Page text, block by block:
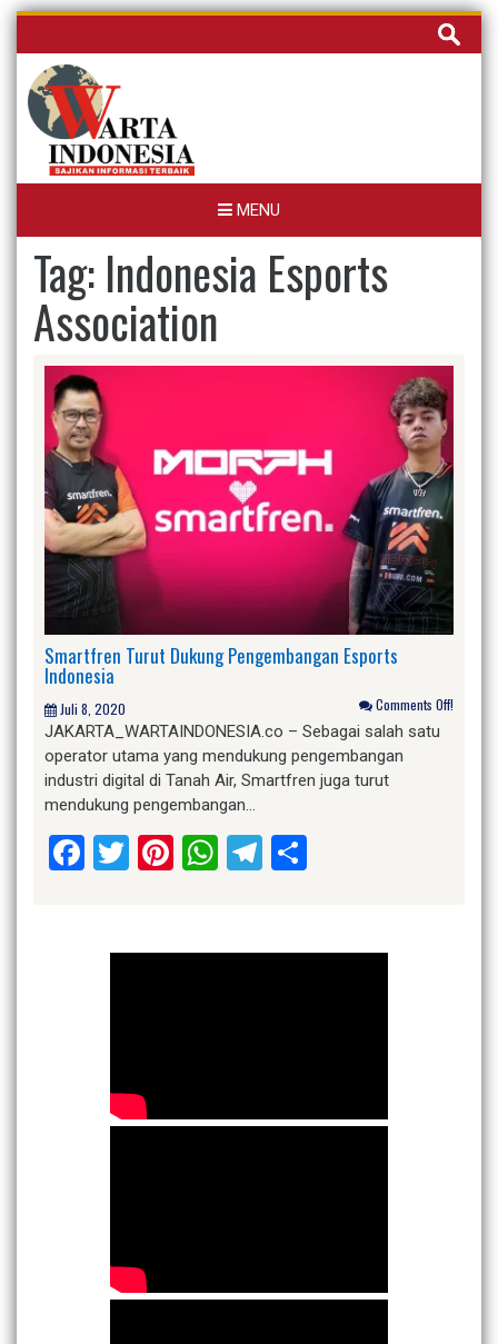
Skip
content
Cari
untuk:
MENU
Tag: Indonesia Esports
Association
Smartfren Turut Dukung Pengembangan Esports
Indonesia
Juli 8, 2020 Comments Off!
JAKARTA_WARTAINDONESIA.co – Sebagai salah satu
operator utama yang mendukung pengembangan
industri digital di Tanah Air, Smartfren juga turut
mendukung pengembangan…
Facebook
Twitter
Pinterest
WhatsApp
Telegram